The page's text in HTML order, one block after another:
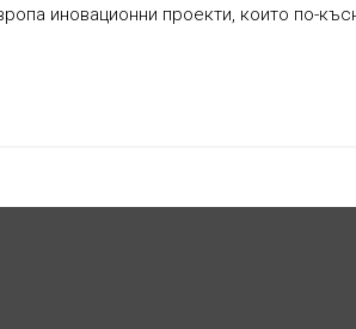
иновационни проекти, които по-